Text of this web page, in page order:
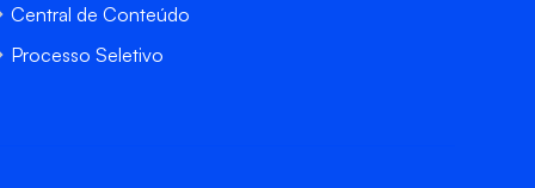
Central de Conteúdo
Processo Seletivo